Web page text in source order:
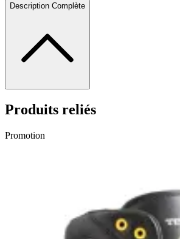
Description Complète
Produits reliés
Promotion